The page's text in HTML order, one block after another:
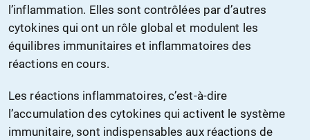
l’inflammation. Elles sont contrôlées par d’autres
cytokines qui ont un rôle global et modulent les
équilibres immunitaires et inflammatoires des
réactions en cours.
Les réactions inflammatoires, c’est-à-dire
l’accumulation des cytokines qui activent le système
immunitaire, sont indispensables aux réactions de